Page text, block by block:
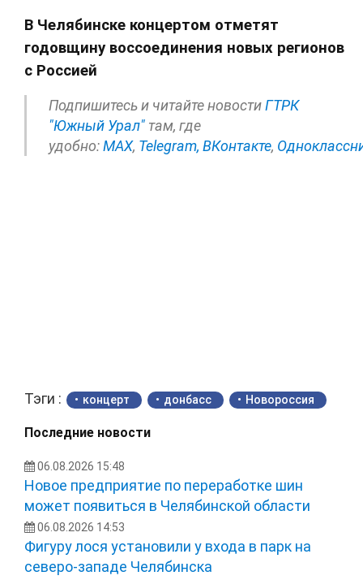
В Челябинске концертом отметят
годовщину воссоединения новых регионов
с Россией
Подпишитесь и читайте новостиГТРК
"Южный Урал" там, где
удобно:МАХ, Telegram, ВКонтакте,
Тэги : концерт донбасс Новороссия
Последние новости
06.08.2026 15:48
Новое предприятие по переработке шин
может появиться в Челябинской области
06.08.2026 14:53
Фигуру лося установили у входа в парк на
северо-западе Челябинска